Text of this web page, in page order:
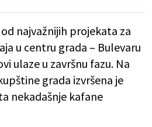
najvažnijih projekata za
u centru grada – Bulevaru
ulaze u završnu fazu. Na
grada izvršena je
nekadašnje kafane